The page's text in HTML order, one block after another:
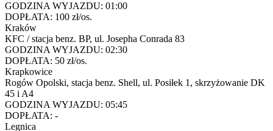
GODZINA WYJAZDU: 01:00
DOPŁATA: 100 zł/os.
Kraków
KFC / stacja benz. BP, ul. Josepha Conrada 83
GODZINA WYJAZDU: 02:30
DOPŁATA: 50 zł/os.
Krapkowice
Rogów Opolski, stacja benz. Shell, ul. Posiłek 1, skrzyżowanie DK
45 i A4
GODZINA WYJAZDU: 05:45
DOPŁATA: -
Legnica